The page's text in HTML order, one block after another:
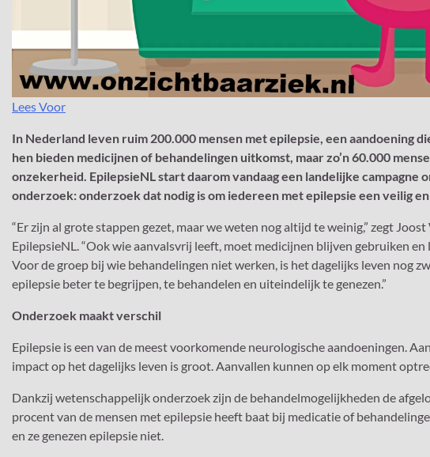
Lees Voor
In Nederland leven ruim 200.000 mensen met epilepsie, een aandoening
hen bieden medicijnen of behandelingen uitkomst, maar zo’n 60.000
onzekerheid. EpilepsieNL start daarom vandaag een landelijke campagne
onderzoek: onderzoek dat nodig is om iedereen met epilepsie een veilig
“Er zijn al grote stappen gezet, maar we weten nog altijd te weinig,” zegt
EpilepsieNL. “Ook wie aanvalsvrij leeft, moet medicijnen blijven gebruiken
Voor de groep bij wie behandelingen niet werken, is het dagelijks leven nog
epilepsie beter te begrijpen, te behandelen en uiteindelijk te genezen.”
Onderzoek maakt verschil
Epilepsie is een van de meest voorkomende neurologische aandoeningen.
impact op het dagelijks leven is groot. Aanvallen kunnen op elk moment
Dankzij wetenschappelijk onderzoek zijn de behandelmogelijkheden de
procent van de mensen met epilepsie heeft baat bij medicatie of
en ze genezen epilepsie niet.